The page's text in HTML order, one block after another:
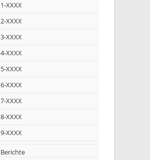
1-XXXX
2-XXXX
3-XXXX
4-XXXX
5-XXXX
6-XXXX
7-XXXX
8-XXXX
9-XXXX
Berichte